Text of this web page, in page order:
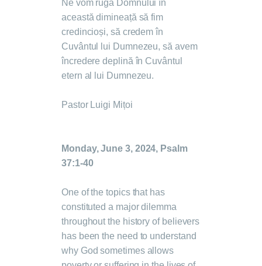
Ne vom ruga Domnului în
această dimineață să fim
credincioși, să credem în
Cuvântul lui Dumnezeu, să avem
încredere deplină în Cuvântul
etern al lui Dumnezeu.
Pastor Luigi Mițoi
Monday, June 3, 2024, Psalm
37:1-40
One of the topics that has
constituted a major dilemma
throughout the history of believers
has been the need to understand
why God sometimes allows